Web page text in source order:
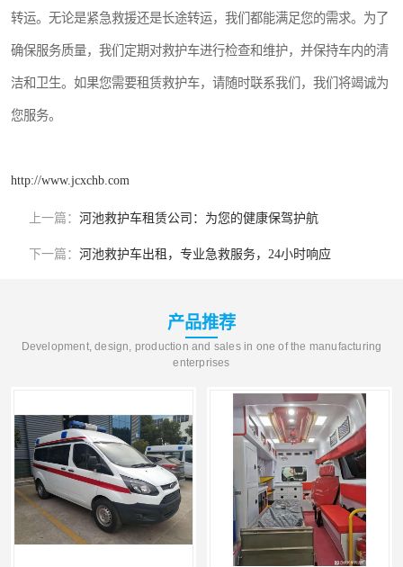
转运。无论是紧急救援还是长途转运，我们都能满足您的需求。为了
确保服务质量，我们定期对救护车进行检查和维护，并保持车内的清
洁和卫生。如果您需要租赁救护车，请随时联系我们，我们将竭诚为
您服务。
http://www.jcxchb.com
上一篇： 河池救护车租赁公司：为您的健康保驾护航
下一篇： 河池救护车出租，专业急救服务，24小时响应
产品推荐
Development, design, production and sales in one of the manufacturing
enterprises